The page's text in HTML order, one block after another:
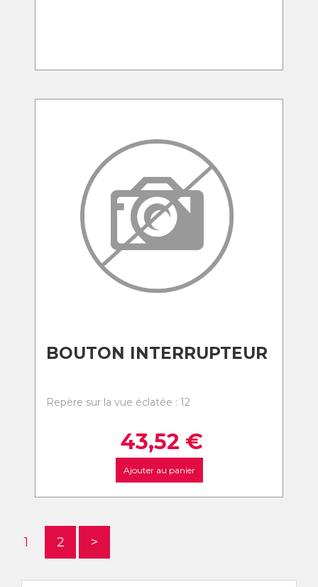
BOUTON INTERRUPTEUR
Repère sur la vue éclatée : 12
43,52 €
Ajouter au panier
1 2 >